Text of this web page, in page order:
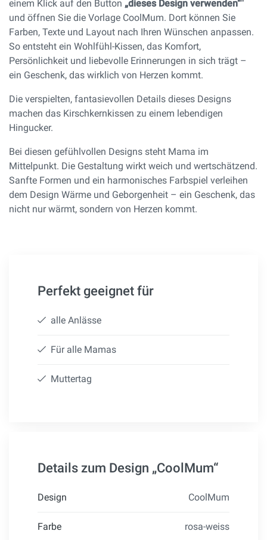
einem Klick auf den Button „dieses Design verwenden““
und öffnen Sie die Vorlage CoolMum. Dort können Sie
Farben, Texte und Layout nach Ihren Wünschen anpassen.
So entsteht ein Wohlfühl-Kissen, das Komfort,
Persönlichkeit und liebevolle Erinnerungen in sich trägt –
ein Geschenk, das wirklich von Herzen kommt.
Die verspielten, fantasievollen Details dieses Designs
machen das Kirschkernkissen zu einem lebendigen
Hingucker.
Bei diesen gefühlvollen Designs steht Mama im
Mittelpunkt. Die Gestaltung wirkt weich und wertschätzend.
Sanfte Formen und ein harmonisches Farbspiel verleihen
dem Design Wärme und Geborgenheit – ein Geschenk, das
nicht nur wärmt, sondern von Herzen kommt.
Perfekt geeignet für
alle Anlässe
Für alle Mamas
Muttertag
Details zum Design „CoolMum“
Design CoolMum
Farbe rosa-weiss